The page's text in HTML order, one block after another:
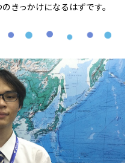
きっかけになるはずです。